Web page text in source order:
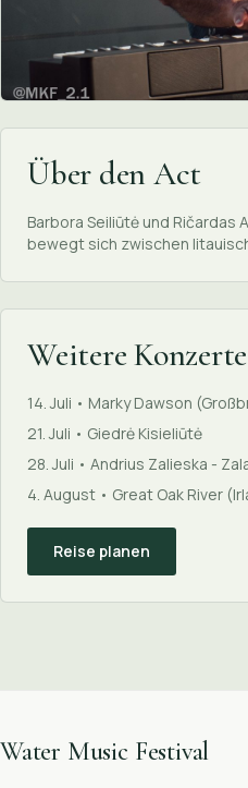
Über den Act
Barbora Seiliūtė und Ričardas
bewegt sich zwischen
Weitere
14. Juli • Marky Dawson
21. Juli • Giedrė Kisieliūtė
28. Juli • Andrius Zalieska -
4. August • Great Oak River
Reise planen
Water Music Festival